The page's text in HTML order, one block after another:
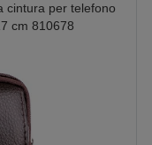
cintura per telefono
cm 810678